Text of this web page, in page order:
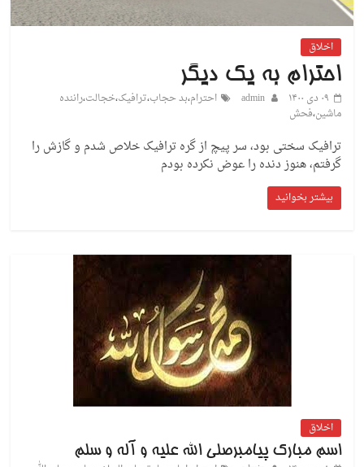
اخلاق
احترام به یک دیگر
۰۹ دی ۱۴۰۰ admin احترام،بد حجاب،ترافیک،خجالت،راننده
ماشین،فحش
ترافیک سختی بود، سر پیچ از گره ترافیک خلاص شدم و گازش را
گرفتم، هنوز دنده را عوض نکرده بودم
بیشتر بخوانید
اخلاق
اسم مبارک پیامبرصلی الله علیه و آله و سلم